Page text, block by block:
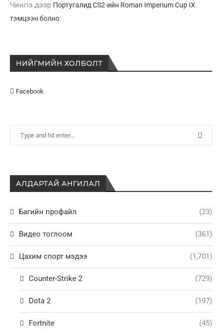
Чингіз дээр Португалид CS2-ийн Roman Imperium Cup IX
тэмцээн болно
НИЙГМИЙН ХОЛБОЛТ
Facebook
АЛДАРТАЙ АНГИЛАЛ
Багийн профайл (23)
Видео тоглоом (361)
Цахим спорт мэдээ (1,701)
Counter-Strike 2 (729)
Dota 2 (197)
Fortnite (45)